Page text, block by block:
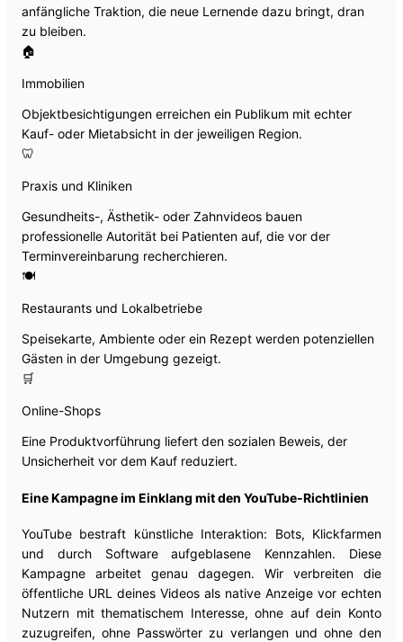
anfängliche Traktion, die neue Lernende dazu bringt, dran
zu bleiben.
🏠
Immobilien
Objektbesichtigungen erreichen ein Publikum mit echter
Kauf- oder Mietabsicht in der jeweiligen Region.
🦷
Praxis und Kliniken
Gesundheits-, Ästhetik- oder Zahnvideos bauen
professionelle Autorität bei Patienten auf, die vor der
Terminvereinbarung recherchieren.
🍽️
Restaurants und Lokalbetriebe
Speisekarte, Ambiente oder ein Rezept werden potenziellen
Gästen in der Umgebung gezeigt.
🛒
Online-Shops
Eine Produktvorführung liefert den sozialen Beweis, der
Unsicherheit vor dem Kauf reduziert.
Eine Kampagne im Einklang mit den YouTube-Richtlinien
YouTube bestraft künstliche Interaktion: Bots, Klickfarmen
und durch Software aufgeblasene Kennzahlen. Diese
Kampagne arbeitet genau dagegen. Wir verbreiten die
öffentliche URL deines Videos als native Anzeige vor echten
Nutzern mit thematischem Interesse, ohne auf dein Konto
zuzugreifen, ohne Passwörter zu verlangen und ohne den